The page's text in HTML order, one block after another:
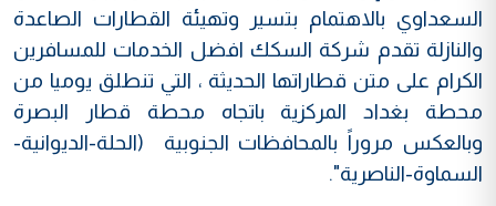
السعداوي بالاهتمام بتسير وتهيئة القطارات الصاعدة
والنازلة تقدم شركة السكك افضل الخدمات للمسافرين
الكرام على متن قطاراتها الحديثة ، التي تنطلق يوميا من
محطة بغداد المركزية باتجاه محطة قطار البصرة
وبالعكس مروراً بالمحافظات الجنوبية (الحلة-الديوانية-
السماوة-الناصرية".